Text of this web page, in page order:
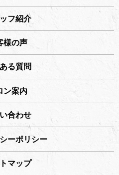
フ紹介
様の声
る質問
ン案内
合わせ
ーポリシー
マップ